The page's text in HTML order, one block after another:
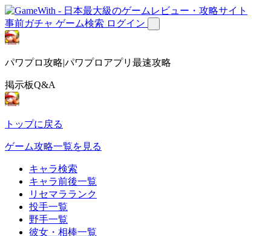
事前ガチャ ゲーム検索 ログイン
パワプロ攻略|パワプロアプリ最速攻略
掲示板Q&A
トップに戻る
ゲーム攻略一覧を見る
キャラ検索
キャラ前後一覧
リセマラランク
投手一覧
野手一覧
彼女・相棒一覧